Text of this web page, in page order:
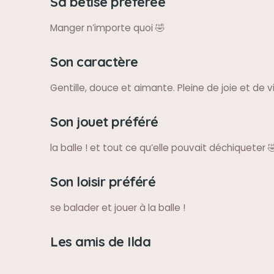
Manger n’importe quoi 🤣
Son caractère
Gentille, douce et aimante. Pleine de joie et de
Son jouet préféré
la balle ! et tout ce qu’elle pouvait déchiqueter
Son loisir préféré
se balader et jouer à la balle !
Les amis de Ilda